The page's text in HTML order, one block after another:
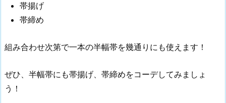
帯揚げ
帯締め
組み合わせ次第で一本の半幅帯を幾通りにも使えます！
ぜひ、半幅帯にも帯揚げ、帯締めをコーデしてみましょ
う！